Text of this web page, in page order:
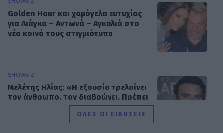
Golden Hour και χαμόγελα ευτυχίας
για Λιάγκα – Αντωνά – Aγκαλιά στο
νέο κοινό τους στιγμιότυπο
SHOWBIZ
Mελέτης Ηλίας: «Η εξουσία τρελαίνει
τον άνθρωπο, τον διαβρώνει. Πρέπει
να τη διαχειρίζεσαι σοφά»
ΟΛΕΣ ΟΙ ΕΙΔΗΣΕΙΣ